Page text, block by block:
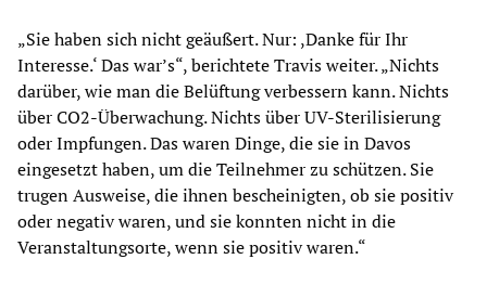
„Sie haben sich nicht geäußert. Nur: ,Danke für Ihr
Interesse.‘ Das war’s“, berichtete Travis weiter. „Nichts
darüber, wie man die Belüftung verbessern kann. Nichts
über CO2-Überwachung. Nichts über UV-Sterilisierung
oder Impfungen. Das waren Dinge, die sie in Davos
eingesetzt haben, um die Teilnehmer zu schützen. Sie
trugen Ausweise, die ihnen bescheinigten, ob sie positiv
oder negativ waren, und sie konnten nicht in die
Veranstaltungsorte, wenn sie positiv waren.“